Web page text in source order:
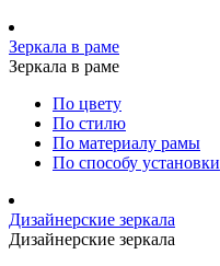
Зеркала в раме
Зеркала в раме
По цвету
По стилю
По материалу рамы
По способу установки
Дизайнерские зеркала
Дизайнерские зеркала